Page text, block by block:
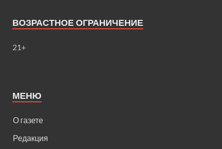
ВОЗРАСТНОЕ ОГРАНИЧЕНИЕ
21+
МЕНЮ
О газете
Редакция